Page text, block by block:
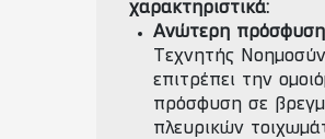
χαρακτηριστικά:
Ανώτερη πρόσφυση
Τεχνητής
επιτρέπει την
πρόσφυση σε
πλευρικών